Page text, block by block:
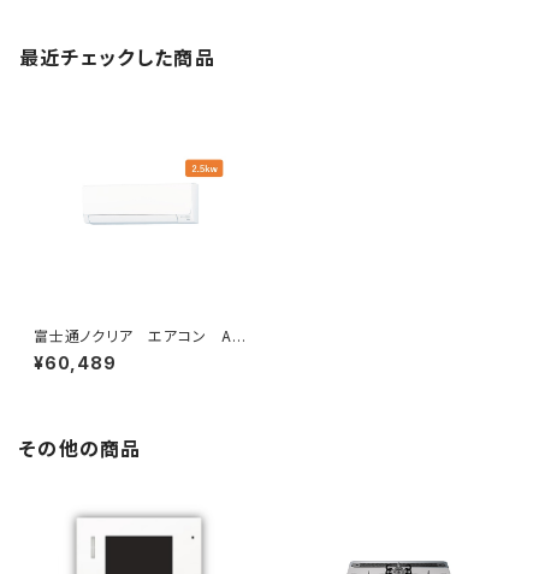
最近チェックした商品
富士通ノクリア エアコン AH
シリーズ2025年 2.5kw
¥60,489
その他の商品